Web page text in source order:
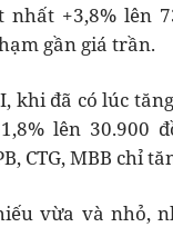
+3,8% lên
gần giá trần.
khi đã có lúc
lên 30.900
CTG, MBB chỉ
vừa và nhỏ,